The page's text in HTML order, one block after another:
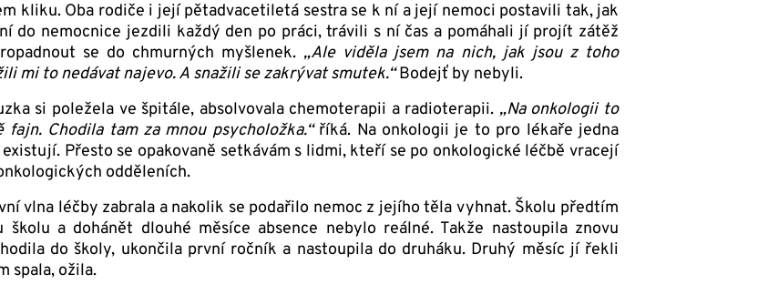
kliku. Oba rodiče i její pětadvacetiletá sestra se k ní a její nemoci postavili tak, jak
do nemocnice jezdili každý den po práci, trávili s ní čas a pomáhali jí projít zátěž
se do chmurných myšlenek. „Ale viděla jsem na nich, jak jsou z toho
mi to nedávat najevo. A snažili se zakrývat smutek.“Bodejť by nebyli.
si poležela ve špitále, absolvovala chemoterapii a radio­terapii. „Na onkologii to
Chodila tam za mnou psycholožka.“říká. Na onkologii je to pro lékaře jedna
Přesto se opakovaně setkávám s lidmi, kteří se po onkologické léčbě vracejí
odděleních.
vlna léčby zabrala a nakolik se podařilo nemoc z jejího těla vyhnat. Školu předtím
školu a dohánět dlouhé měsíce absence nebylo reálné. Takže nastoupila znovu
do školy, ukončila první ročník a nastoupila do druháku. Druhý měsíc jí řekli
spala, ožila.